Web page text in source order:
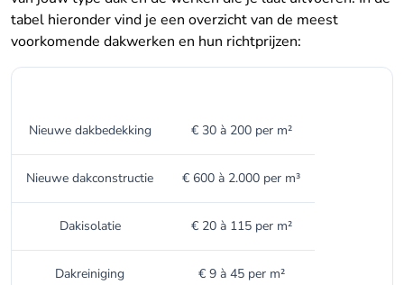
tabel hieronder vind je een overzicht van de meest
voorkomende dakwerken en hun richtprijzen:
Nieuwe dakbedekking € 30 à 200 per m²
Nieuwe dakconstructie € 600 à 2.000 per m³
Dakisolatie € 20 à 115 per m²
Dakreiniging € 9 à 45 per m²